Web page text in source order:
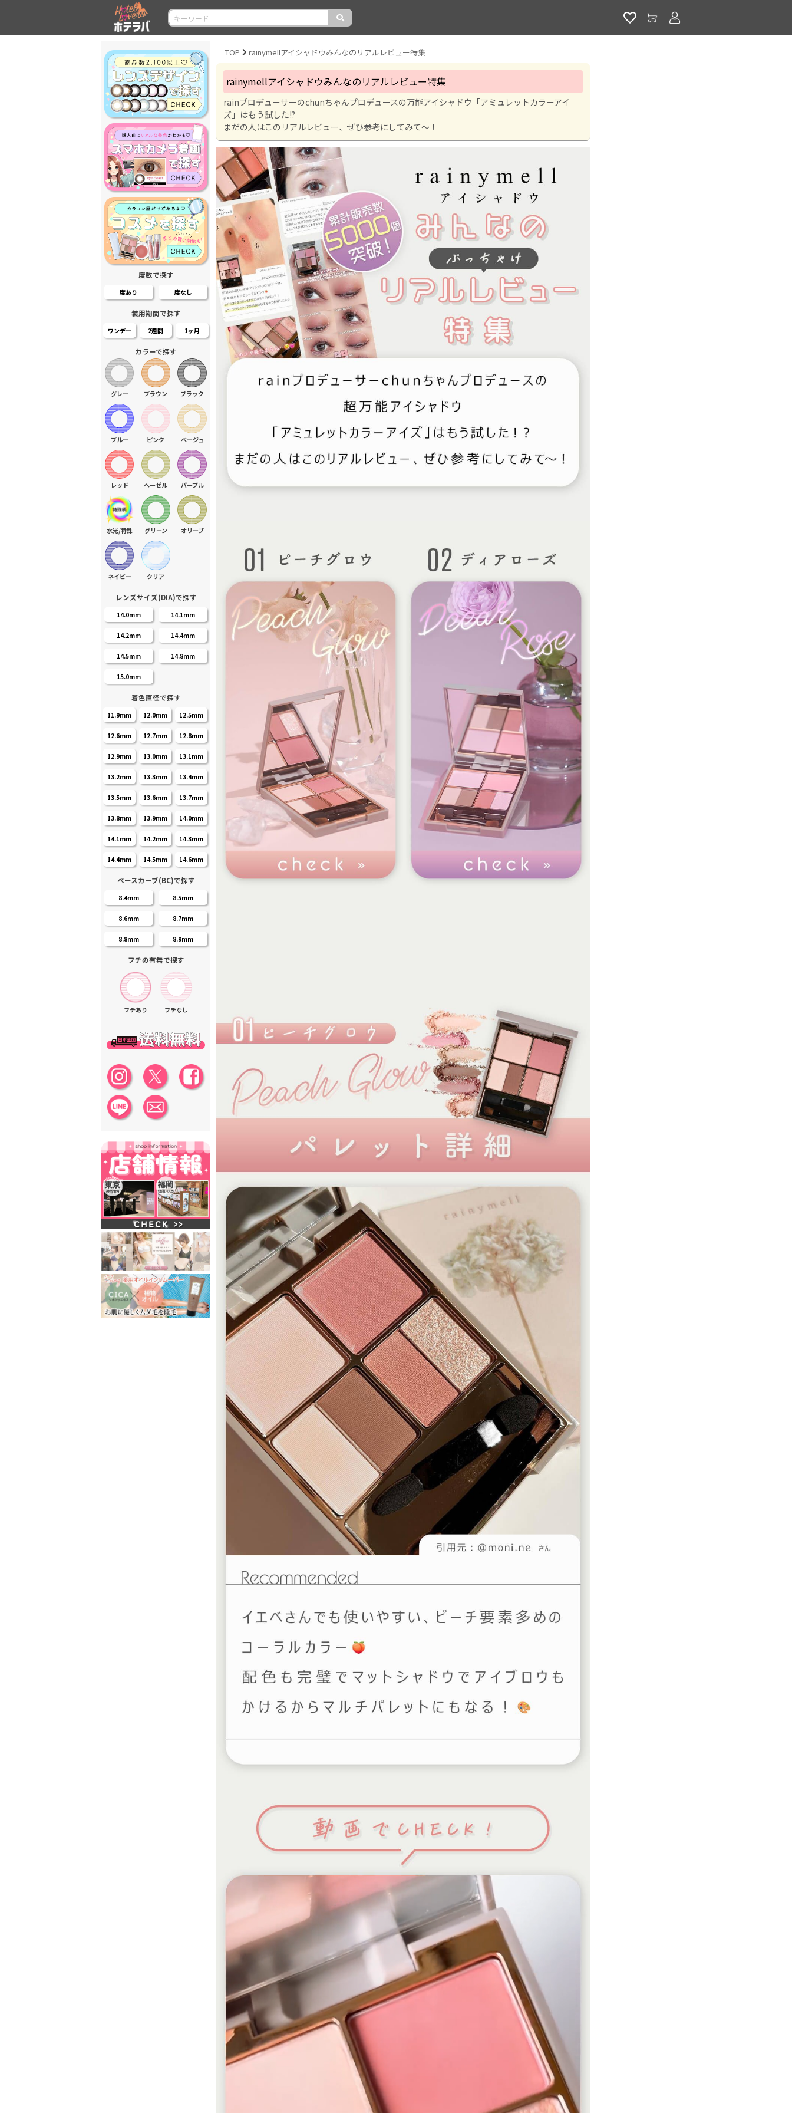
度数で探す
度あり 度なし
装用期間で探す
ワンデー 2週間 1ヶ月
カラーで探す
グレー ブラウン ブラック
ブルー ピンク ベージュ
レッド ヘーゼル パープル
水光/特殊 グリーン オリーブ
ネイビー クリア
レンズサイズ(DIA)で探す
14.0mm 14.1mm
14.2mm 14.4mm
14.5mm 14.8mm
15.0mm
着色直径で探す
11.9mm 12.0mm 12.5mm
12.6mm 12.7mm 12.8mm
12.9mm 13.0mm 13.1mm
13.2mm 13.3mm 13.4mm
13.5mm 13.6mm 13.7mm
13.8mm 13.9mm 14.0mm
14.1mm 14.2mm 14.3mm
14.4mm 14.5mm 14.6mm
ベースカーブ(BC)で探す
8.4mm 8.5mm
8.6mm 8.7mm
8.8mm 8.9mm
フチの有無で探す
フチあり フチなし
TOP rainymellアイシャドウみんなのリアルレビュー特集
rainymellアイシャドウみんなのリアルレビュー特集
rainプロデューサーのchunちゃんプロデュースの万能アイシャドウ「アミュレットカラーアイ
ズ」はもう試した!?
まだの人はこのリアルレビュー、ぜひ参考にしてみて～！